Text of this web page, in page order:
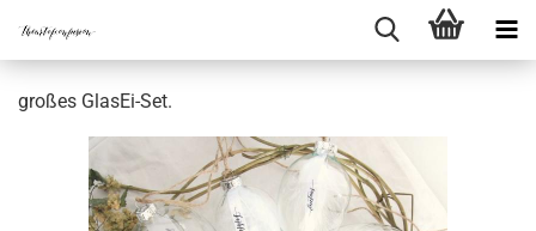
großes GlasEi-Set.